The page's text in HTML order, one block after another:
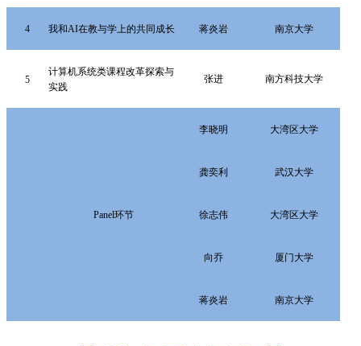
4 我和AI在教与学上的共同成长 蒋炎岩 南京大学
5
计算机系统类课程改革探索与
实践
张进 南方科技大学
Panel环节
李晓明 大湾区大学
龚奕利 武汉大学
徐志伟 大湾区大学
向乔 厦门大学
蒋炎岩 南京大学